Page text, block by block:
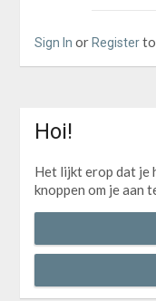
Sign In orRegister
Hoi!
Het lijkt erop dat je
knoppen om je aan